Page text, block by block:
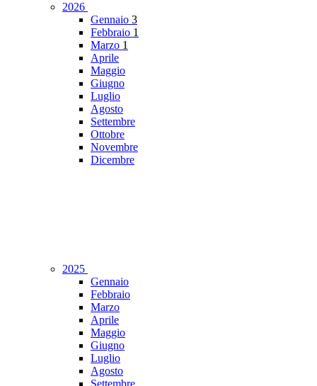
2026
Gennaio 3
Febbraio 1
Marzo 1
Aprile
Maggio
Giugno
Luglio
Agosto
Settembre
Ottobre
Novembre
Dicembre
2025
Gennaio
Febbraio
Marzo
Aprile
Maggio
Giugno
Luglio
Agosto